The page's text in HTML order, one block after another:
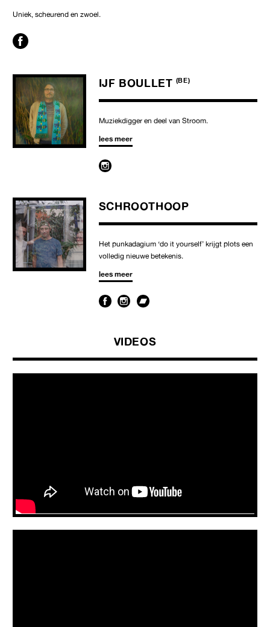
Uniek, scheurend en zwoel.
IJF BOULLET (BE)
Muziekdigger en deel van Stroom.
lees meer
SCHROOTHOOP
Het punkadagium ‘do it yourself’ krijgt plots een
volledig nieuwe betekenis.
lees meer
VIDEOS